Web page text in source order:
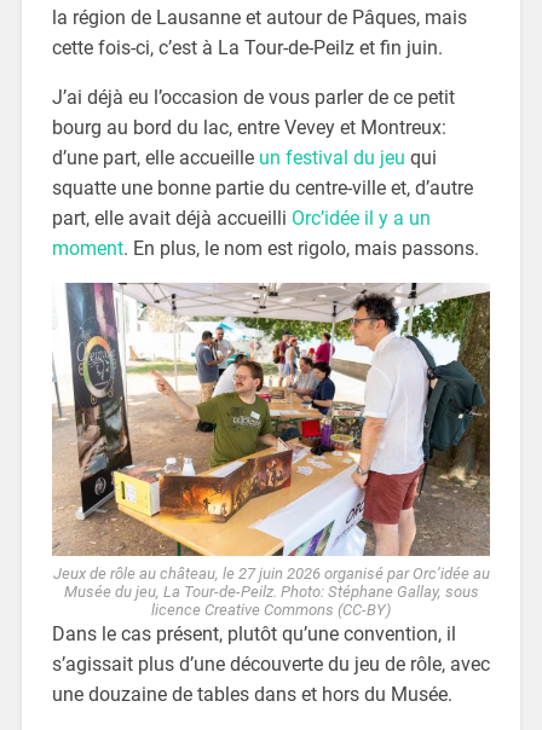
la région de Lausanne et autour de Pâques, mais
cette fois-ci, c’est à La Tour-de-Peilz et fin juin.
J’ai déjà eu l’occasion de vous parler de ce petit
bourg au bord du lac, entre Vevey et Montreux:
d’une part, elle accueille un festival du jeu qui
squatte une bonne partie du centre-ville et, d’autre
part, elle avait déjà accueilli Orc’idée il y a un
moment. En plus, le nom est rigolo, mais passons.
Jeux de rôle au château, le 27 juin 2026 organisé par Orc’idée au
Musée du jeu, La Tour-de-Peilz. Photo: Stéphane Gallay, sous
licence Creative Commons (CC-BY)
Dans le cas présent, plutôt qu’une convention, il
s’agissait plus d’une découverte du jeu de rôle, avec
une douzaine de tables dans et hors du Musée.